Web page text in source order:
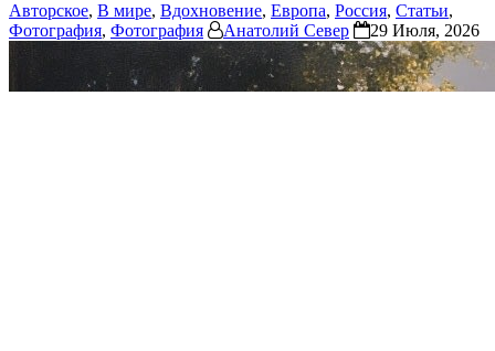
Авторское, В мире, Вдохновение, Европа, Россия, Статьи,
Фотография, Фотография Анатолий Север 29 Июля, 2026